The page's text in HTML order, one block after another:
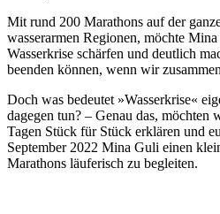
Mit rund 200 Marathons auf der
wasserarmen Regionen, möchte
Wasserkrise schärfen und deutlich
beenden können, wenn wir
Doch was bedeutet »Wasserkrise«
dagegen tun? – Genau das, möchten
Tagen Stück für Stück erklären und
September 2022 Mina Guli einen
Marathons läuferisch zu begleiten.